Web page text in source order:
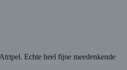
Echte heel fijne meedenkende